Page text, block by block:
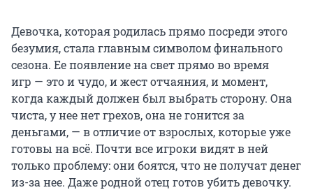
Девочка, которая родилась прямо посреди этого
безумия, стала главным символом финального
сезона. Ее появление на свет прямо во время
игр — это и чудо, и жест отчаяния, и момент,
когда каждый должен был выбрать сторону. Она
чиста, у нее нет грехов, она не гонится за
деньгами, — в отличие от взрослых, которые уже
готовы на всё. Почти все игроки видят в ней
только проблему: они боятся, что не получат денег
из-за нее. Даже родной отец готов убить девочку.